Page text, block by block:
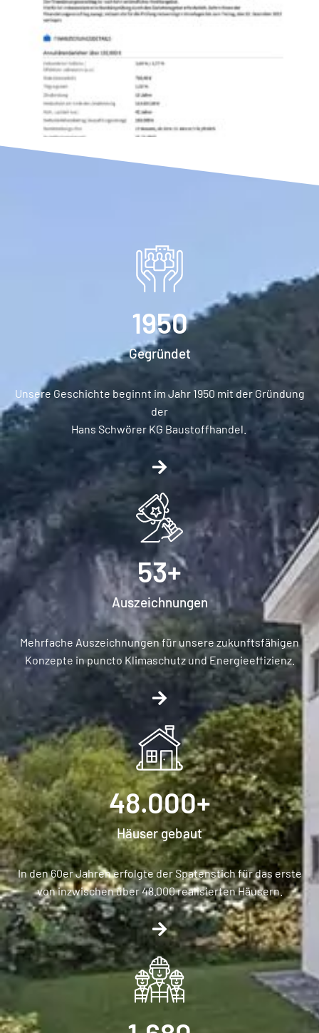
Gegründet
1950
Unsere Geschichte beginnt im Jahr 1950 mit der Gründung
der
Hans Schwörer KG Baustoffhandel.
Auszeichnungen​
53+
Mehrfache Auszeichnungen für unsere zukunftsfähigen
Konzepte in puncto Klimaschutz und Energieeffizienz.
Häuser gebaut
48.000+
In den 60er Jahren erfolgte der Spatenstich für das erste
von inzwischen über 48.000 realisierten Häusern.